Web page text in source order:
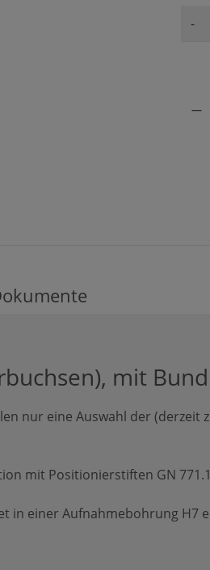
mit Bund
nur eine Auswahl der (derzeit
mit Positionierstiften GN
in einer Aufnahmebohrung H7